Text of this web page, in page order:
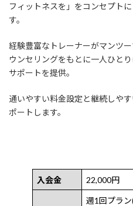
フィットネスを」をコンセプト
す。
経験豊富なトレーナーがマンツ
ウンセリングをもとに一人ひと
サポートを提供。
通いやすい料金設定と継続しや
ポートします。
入会金 22,000円
週1回プラ